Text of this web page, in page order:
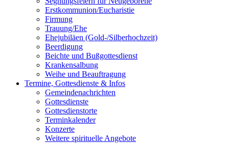
Erstkommunion/Eucharistie
Firmung
Trauung/Ehe
Ehejubiläen (Gold-/Silberhochzeit)
Beerdigung
Beichte und Bußgottesdienst
Krankensalbung
Weihe und Beauftragung
Termine, Gottesdienste & Infos
Gemeindenachrichten
Gottesdienste
Gottesdienstorte
Terminkalender
Konzerte
Weitere spirituelle Angebote